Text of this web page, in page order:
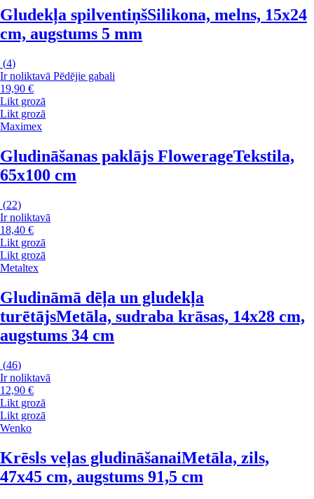
Gludekļa spilventiņšSilikona, melns, 15x24
cm, augstums 5 mm
(4)
Ir noliktavā Pēdējie gabali
19,90 €
Likt grozā
Likt grozā
Maximex
Gludināšanas paklājs FlowerageTekstila,
65x100 cm
(22)
Ir noliktavā
18,40 €
Likt grozā
Likt grozā
Metaltex
Gludināmā dēļa un gludekļa
turētājsMetāla, sudraba krāsas, 14x28 cm,
augstums 34 cm
(46)
Ir noliktavā
12,90 €
Likt grozā
Likt grozā
Wenko
Krēsls veļas gludināšanaiMetāla, zils,
47x45 cm, augstums 91,5 cm